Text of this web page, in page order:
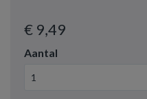
€ 9,49
Aantal